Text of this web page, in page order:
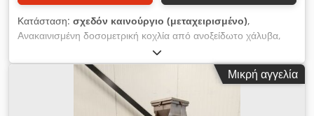
Κατάσταση: σχεδόν καινούργιο (μεταχειρισμένο),
Ανακαινισμένη δοσομετρική κοχλία από ανοξείδωτο χάλυβα,
κοχλίας, μηχανή πλήρωσης, δοσομέτρηση με κοχλία Χονδρική
και λεπτή δοσομέτρηση Τα ελικοειδή πτερύγια
αποσυναρμολογούνται γρήγορα για καθαρισμό Ισχύς κινητήρα
1,1 kW και 0,75 kW Δείτε και τις άλλες αγγελίες μας VMA
Dcedpswygbbsfx Aitjk
Μικρή αγγελία